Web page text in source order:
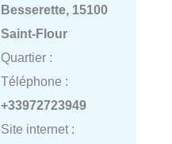
Besserette, 15100
Saint-Flour
Quartier :
Téléphone :
+33972723949
Site internet :